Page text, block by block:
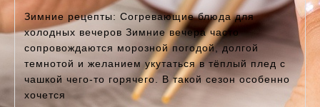
блюда
для
холодных
вечеров
Зимние рецепты: Согревающие блюда для
холодных вечеров Зимние вечера часто
сопровождаются морозной погодой, долгой
темнотой и желанием укутаться в тёплый плед с
чашкой чего-то горячего. В такой сезон особенно
хочется